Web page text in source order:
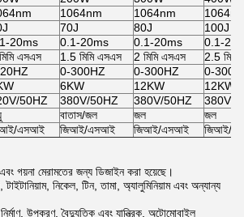
1064nm 1064nm
70J 80J
100J
20ms 0.1-20ms 0.1-20ms
0.1-
এসএস 1.5 মিমি এসএস 2 মিমি এসএস
2.5
0-300HZ 0-300HZ
0-
6KW 12KW
12KW
50HZ 380V/50HZ 380V/50HZ
380V/
বাতাস/জল জল
জল
এসআই জিআই/এসআই জিআই/এসআই জিআই/
গয়না মেরামতের জন্য ডিজাইন করা হয়েছে।
নিকেল, টিন, তামা, অ্যালুমিনিয়াম এবং অন্যান্য
নির্মাণ, উপকরণ, বৈদ্যুতিক এবং যান্ত্রিক, অটোমোবাইল